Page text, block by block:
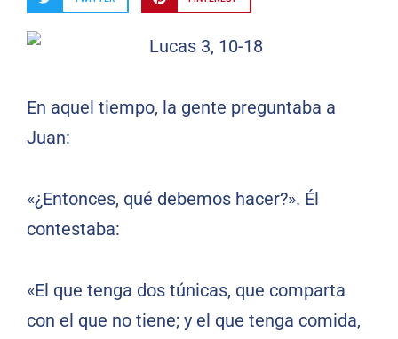
En aquel tiempo, la gente preguntaba a
Juan:
«¿Entonces, qué debemos hacer?». Él
contestaba:
«El que tenga dos túnicas, que comparta
con el que no tiene; y el que tenga comida,